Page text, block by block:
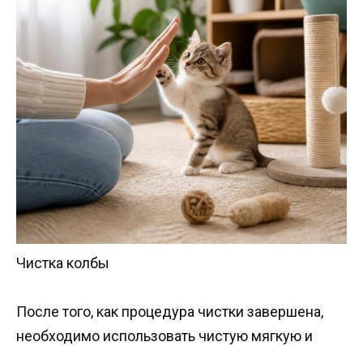
Чистка колбы
После того, как процедура чистки завершена,
необходимо использовать чистую мягкую и